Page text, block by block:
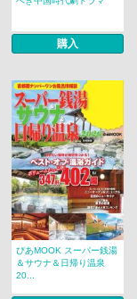
購入
ぴあMOOK スーパー銭湯
＆サウナ＆日帰り温泉
20...